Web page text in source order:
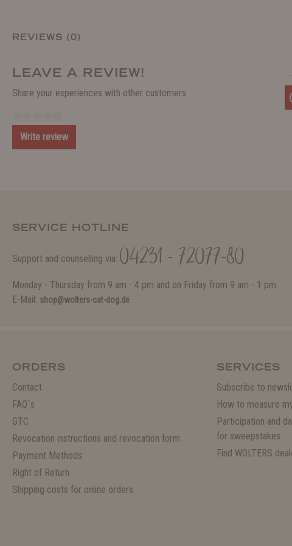
REVIEWS (0)
LEAVE A REVIEW!
Share your experiences with other customers.
Write review
SERVICE HOTLINE
Support and counselling via: 04231 - 72077-80
Monday - Thursday from 9 am - 4 pm and on Friday from 9 am - 1 pm.
E-Mail: shop@wolters-cat-dog.de
ORDERS
Contact
FAQ`s
GTC
Revocation instructions and revocation form
Payment Methods
Right of Return
Shipping costs for online orders
SERVICES
Subscribe to
How to measure
Participation and
for sweepstakes
Find WOLTERS